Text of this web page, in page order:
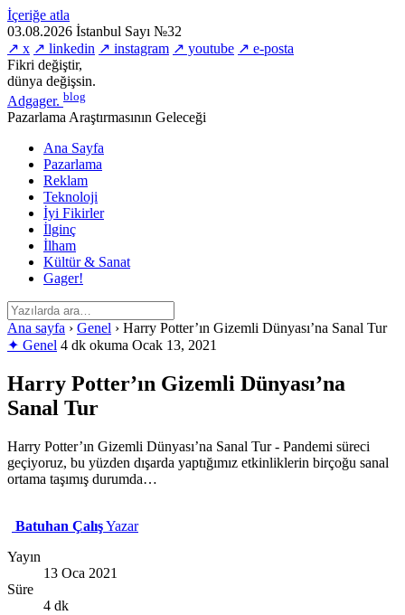
İçeriğe atla
03.08.2026 İstanbul Sayı №32
↗ x ↗ linkedin ↗ instagram ↗ youtube ↗ e-posta
Fikri değiştir,
dünya değişsin.
Adgager. blog
Pazarlama Araştırmasının Geleceği
Ana Sayfa
Pazarlama
Reklam
Teknoloji
İyi Fikirler
İlginç
İlham
Kültür & Sanat
Gager!
Ana sayfa › Genel › Harry Potter’ın Gizemli Dünyası’na Sanal Tur
✦ Genel 4 dk okuma Ocak 13, 2021
Harry Potter’ın Gizemli Dünyası’na
Sanal Tur
Harry Potter’ın Gizemli Dünyası’na Sanal Tur - Pandemi süreci
geçiyoruz, bu yüzden dışarda yaptığımız etkinliklerin birçoğu sanal
ortama taşımış durumda…
Batuhan ÇalışYazar
Yayın
13 Oca 2021
Süre
4 dk